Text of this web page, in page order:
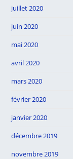
juillet 2020
juin 2020
mai 2020
avril 2020
mars 2020
février 2020
janvier 2020
décembre 2019
novembre 2019